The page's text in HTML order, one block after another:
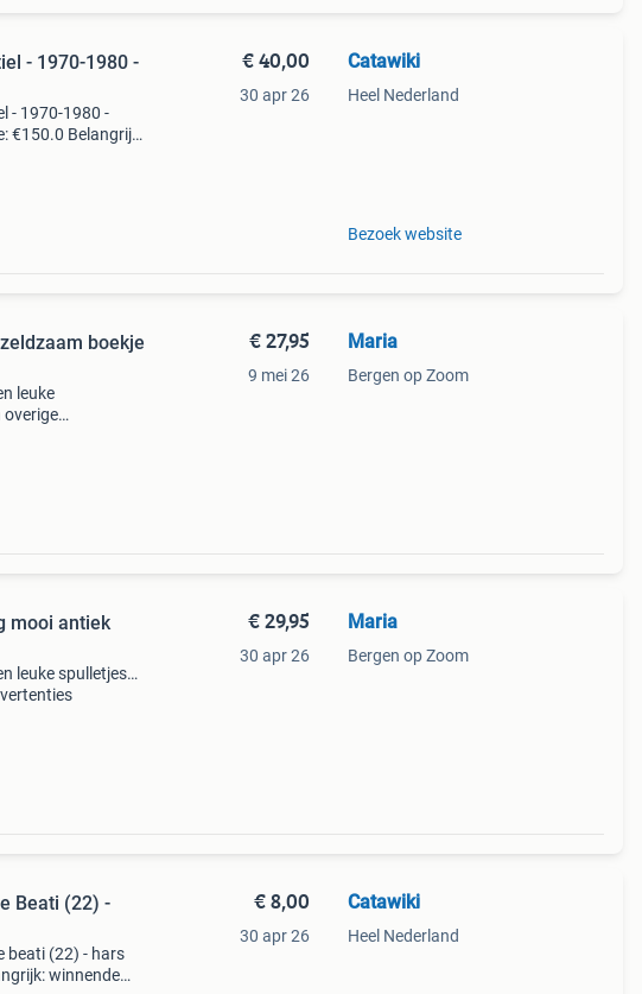
- 1970-1980 -
- 1970-1980 -
€150.0 Belangrijk:
€ 40,00
30 apr 26
Catawiki
Heel Nederland
Bezoek website
boekje
leuke
overige
€ 27,95
9 mei 26
Maria
Bergen op Zoom
mooi antiek
leuke spulletjes…
€ 29,95
30 apr 26
Maria
Bergen op Zoom
Beati (22) -
beati (22) - hars
winnende
€ 8,00
30 apr 26
Catawiki
Heel Nederland